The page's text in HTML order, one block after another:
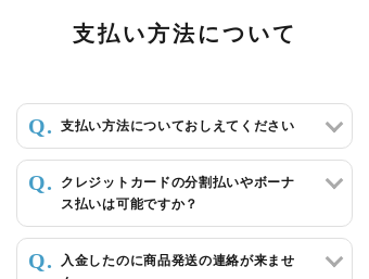
支払い方法について
支払い方法についておしえてください
クレジットカードの分割払いやボーナ
ス払いは可能ですか？
入金したのに商品発送の連絡が来ませ